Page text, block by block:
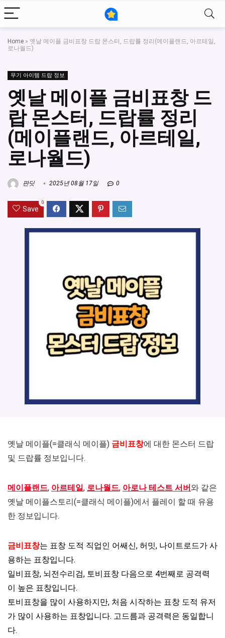
Home » 옛날 메이플 금비표창 드랍 몬스터, 드랍률 정리(메이플랜드, 아르테일,
로나월드)
무기 아이템 드랍 정보
옛날 메이플 금비표창 드
랍 몬스터, 드랍률 정리
(메이플랜드, 아르테일,
로나월드)
판딧 2025년 08월 17일 0
Save
0
옛날 메이플(=클래식 메이플) 금비표창에 대한 몬스터 드랍
및 드랍률 정보입니다.
메이플랜드, 아르테일, 로나월드, 아로나 테스트 서버와 같은
옛날 메이플스토리(=클래식 메이플)에서 플레이 할 때 유용
한 정보입니다.
금비표창는 표창 도적 직업인 어쌔신, 허밋, 나이트로드가 사
용하는 표창입니다.
일비표창, 뇌전수리검, 토비표창 다음으로 4번째로 공격력
이 높은 표창입니다.
토비표창을 많이 사용하지만, 처음 시작하는 표창 도적 유저
가 많이 사용하는 표창입니다. 고드름과 공격력은 동일합니
다.